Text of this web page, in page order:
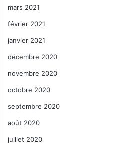
mars 2021
février 2021
janvier 2021
décembre 2020
novembre 2020
octobre 2020
septembre 2020
août 2020
juillet 2020